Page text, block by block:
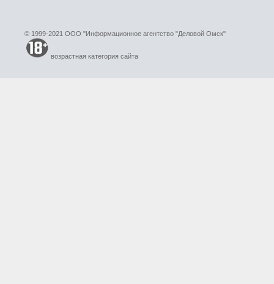
© 1999-2021 ООО "Информационное агентство "Деловой Омск"
возрастная категория сайта